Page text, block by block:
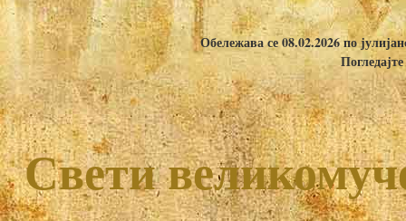
Обележава се 08.02.2026 по
Свети